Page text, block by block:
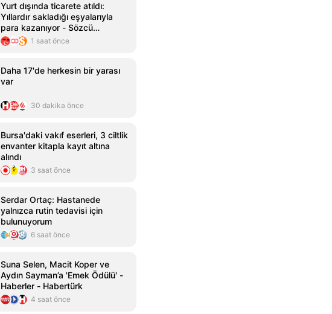
Yurt dışında ticarete atıldı:
Yıllardır sakladığı eşyalarıyla
para kazanıyor - Sözcü
Gazetesi1 saat önce
Daha 17'de herkesin bir yarası
var
30 dakika önce
Bursa'daki vakıf eserleri, 3 ciltlik
envanter kitapla kayıt altına
alındı
3 saat önce
Serdar Ortaç: Hastanede
yalnızca rutin tedavisi için
bulunuyorum
6 saat önce
Suna Selen, Macit Koper ve
Aydın Sayman’a 'Emek Ödülü' -
Haberler - Habertürk
4 saat önce